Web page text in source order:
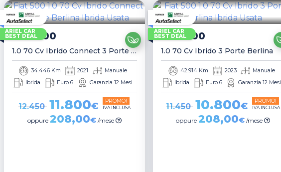
ARIEL CAR
BEST DEAL
Fiat500
1.0 70 Cv Ibrido Connect 3 Porte Berlina
34.446 Km 2021
Manuale
Ibrida
Euro 6 Garanzia 12 Mesi
12.450 11.800€ PROMO!
IVA INCLUSA
oppure 208,00€ /mese
ARIEL CAR
BEST DEAL
Fiat500
1.0 70 Cv Ibrido 3 Porte Berlina
42.914 Km 2023
Manuale
Ibrida
Euro 6 Garanzia 12 Mesi
11.450 10.800€ PROMO!
IVA INCLUSA
oppure 208,00€ /mese